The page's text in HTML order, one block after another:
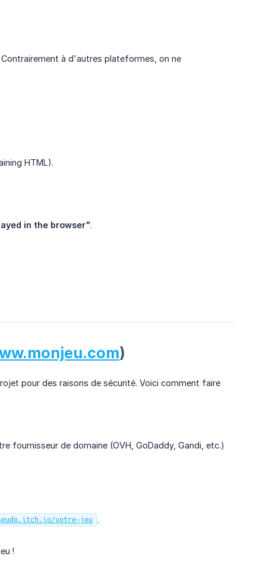
à d'autres plateformes, on ne
HTML).
in the browser".
)
pour des raisons de sécurité. Voici comment faire
fournisseur de domaine (OVH, GoDaddy, Gandi, etc.)
votre-jeu .
!